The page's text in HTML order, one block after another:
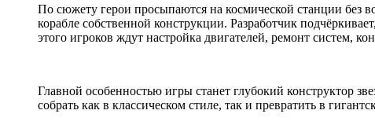
По сюжету герои просыпаются на космической станции без
корабле собственной конструкции. Разработчик
этого игроков ждут настройка двигателей, ремонт систем,
Главной особенностью игры станет глубокий конструктор
собрать как в классическом стиле, так и превратить в